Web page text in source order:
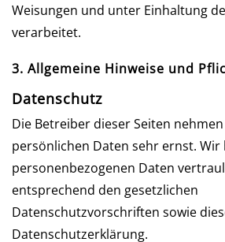
Weisungen und unter Einhaltung
verarbeitet.
3. Allgemeine Hinweise und
Datenschutz
Die Betreiber dieser Seiten
persönlichen Daten sehr ernst.
personenbezogenen Daten
entsprechend den gesetzlichen
Datenschutzvorschriften sowie
Datenschutzerklärung.